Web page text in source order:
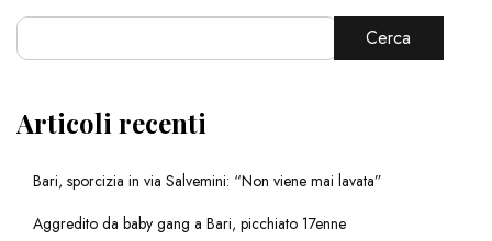
Cerca
Articoli recenti
Bari, sporcizia in via Salvemini: “Non viene mai lavata”
Aggredito da baby gang a Bari, picchiato 17enne